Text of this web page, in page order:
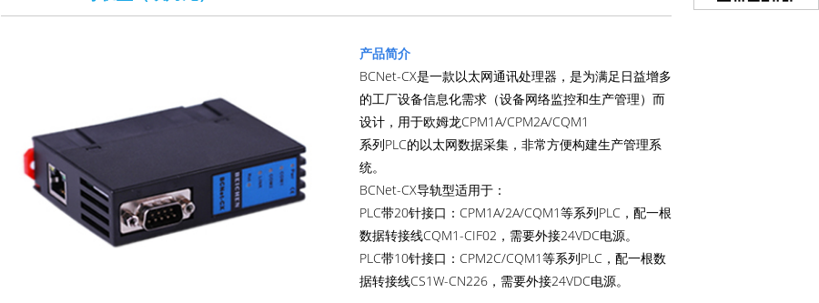
产品简介
BCNet-CX是一款以太网通讯处理器，是为满足日益增多
的工厂设备信息化需求（设备网络监控和生产管理）而
设计，用于欧姆龙CPM1A/CPM2A/CQM1
系列PLC的以太网数据采集，非常方便构建生产管理系
统。
BCNet-CX导轨型适用于：
PLC带20针接口：CPM1A/2A/CQM1等系列PLC，配一根
数据转接线CQM1-CIF02，需要外接24VDC电源。
PLC带10针接口：CPM2C/CQM1等系列PLC，配一根数
据转接线CS1W-CN226，需要外接24VDC电源。